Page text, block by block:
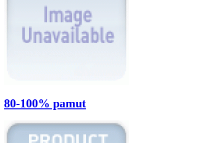
80-100% pamut